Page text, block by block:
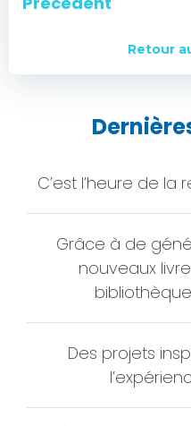
l'article
Retour
C’est l’heure de
Grâce à de
nouveaux
Des projets